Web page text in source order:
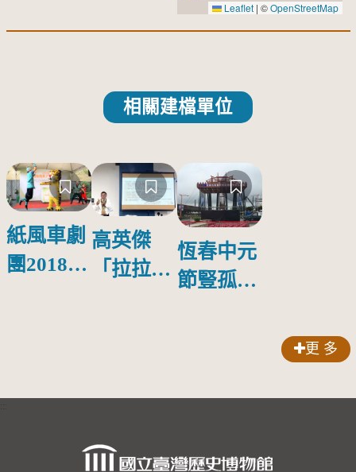
Leaflet | ©OpenStreetMap
相關建檔單位
紙風車劇
團2018公
高英傑
「拉拉庫
恆春中元
節豎孤棚
更 多